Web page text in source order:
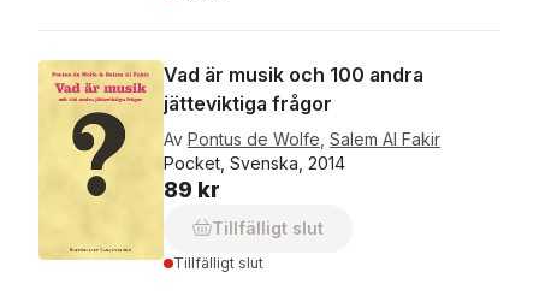
Vad är musik och 100 andra
jätteviktiga frågor
Av Pontus de Wolfe Salem Al Fakir
Pocket, Svenska, 2014
89 kr
Tillfälligt slut
Tillfälligt slut